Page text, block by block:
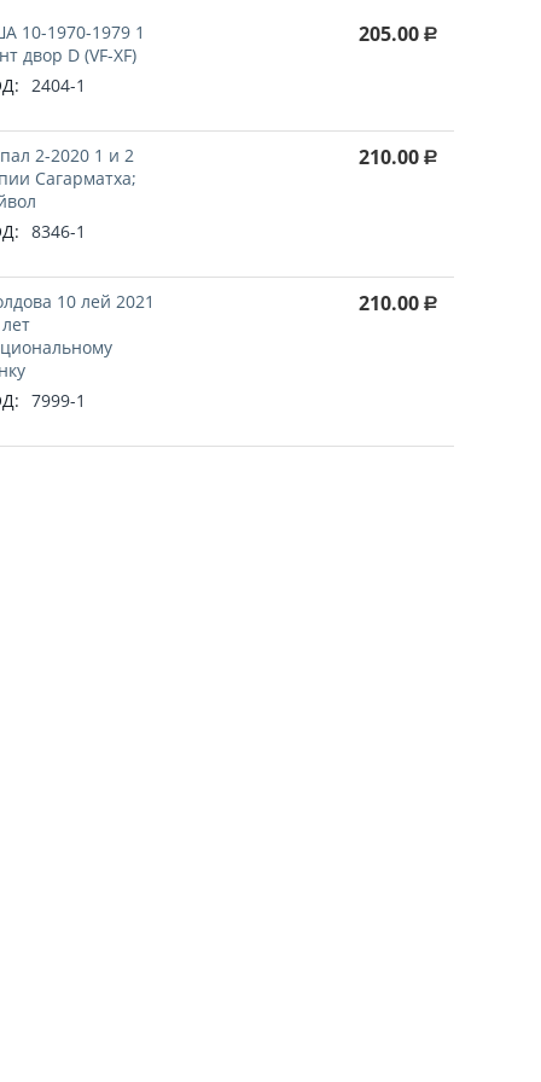
10-1970-1979 1
двор D (VF-XF)
2404-1
205.00 Р
2-2020 1 и 2
Сагарматха;
8346-1
210.00 Р
10 лей 2021
7999-1
210.00 Р